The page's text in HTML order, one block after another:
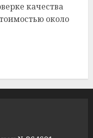
качества
около